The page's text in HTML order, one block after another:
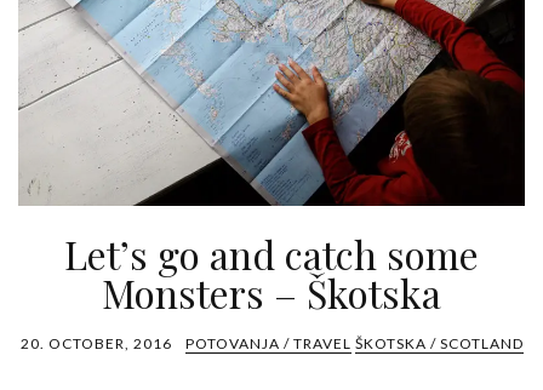
Let’s go and catch some
Monsters – Škotska
20. OCTOBER, 2016 POTOVANJA / TRAVEL ŠKOTSKA / SCOTLAND